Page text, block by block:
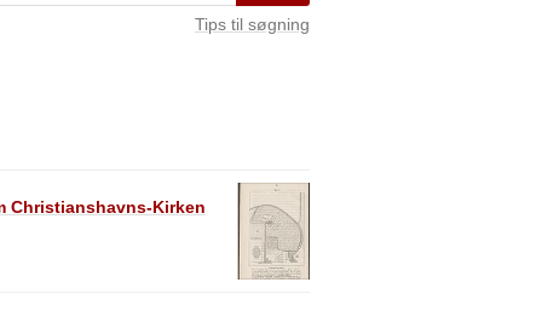
Tips til søgning
Christianshavns-Kirken